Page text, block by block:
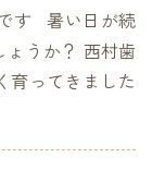
す 暑い日が続
ょうか？ 西村歯
育ってきました